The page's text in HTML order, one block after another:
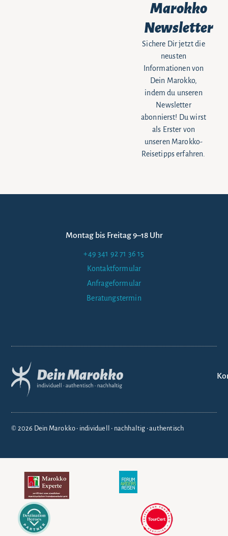
Marokko
Newsletter
Sichere Dir jetzt die
neusten
Informationen von
Dein Marokko,
indem du unseren
Newsletter
abonnierst! Du wirst
als Erster von
unseren Marokko-
Reisetipps erfahren.
Montag bis Freitag 9–18 Uhr
+49 341 92 71 36 15
Kontaktformular
Anfrageformular
Beratungstermin
© 2026 Dein Marokko • individuell • nachhaltig • authentisch